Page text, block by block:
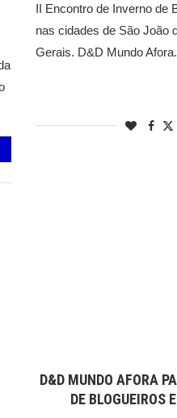
II Encontro de Inverno de
nas cidades de São João
Gerais. D&D Mundo Afora.
D&D MUNDO AFORA
DE BLOGUEIROS